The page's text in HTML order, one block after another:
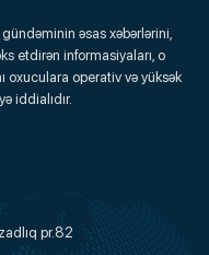
əsas xəbərlərini,
etdirən informasiyaları, o
oxuculara operativ və yüksək
iddialıdır.
pr.82